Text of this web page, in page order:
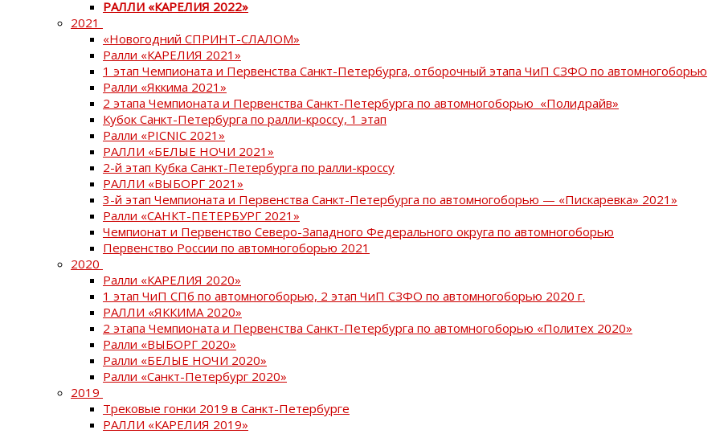
РАЛЛИ «КАРЕЛИЯ 2022»
2021
«Новогодний СПРИНТ-СЛАЛОМ»
Ралли «КАРЕЛИЯ 2021»
1 этап Чемпионата и Первенства Санкт-Петербурга, отборочный этапа ЧиП СЗФО по автомногоборью
Ралли «Яккима 2021»
2 этапа Чемпионата и Первенства Санкт-Петербурга по автомногоборью «Полидрайв»
Кубок Санкт-Петербурга по ралли-кроссу, 1 этап
Ралли «PICNIC 2021»
РАЛЛИ «БЕЛЫЕ НОЧИ 2021»
2-й этап Кубка Санкт-Петербурга по ралли-кроссу
РАЛЛИ «ВЫБОРГ 2021»
3-й этап Чемпионата и Первенства Санкт-Петербурга по автомногоборью — «Пискаревка» 2021»
Ралли «САНКТ-ПЕТЕРБУРГ 2021»
Чемпионат и Первенство Северо-Западного Федерального округа по автомногоборью
Первенство России по автомногоборью 2021
2020
Ралли «КАРЕЛИЯ 2020»
1 этап ЧиП СПб по автомногоборью, 2 этап ЧиП СЗФО по автомногоборью 2020 г.
РАЛЛИ «ЯККИМА 2020»
2 этапа Чемпионата и Первенства Санкт-Петербурга по автомногоборью «Политех 2020»
Ралли «ВЫБОРГ 2020»
Ралли «БЕЛЫЕ НОЧИ 2020»
Ралли «Санкт-Петербург 2020»
2019
Трековые гонки 2019 в Санкт-Петербурге
РАЛЛИ «КАРЕЛИЯ 2019»